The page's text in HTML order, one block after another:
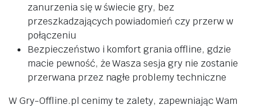
zanurzenia się w świecie gry, bez
przeszkadzających powiadomień czy przerw w
połączeniu
Bezpieczeństwo i komfort grania offline, gdzie
macie pewność, że Wasza sesja gry nie zostanie
przerwana przez nagłe problemy techniczne
W Gry-Offline.pl cenimy te zalety, zapewniając Wam